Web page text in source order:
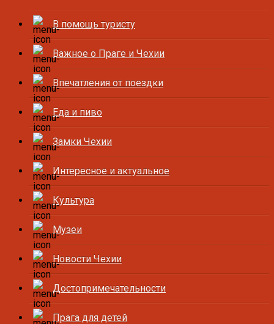
В помощь туристу
Важное о Праге и Чехии
Впечатления от поездки
Еда и пиво
Замки Чехии
Интересное и актуальное
Культура
Музеи
Новости Чехии
Достопримечательности
Прага для детей